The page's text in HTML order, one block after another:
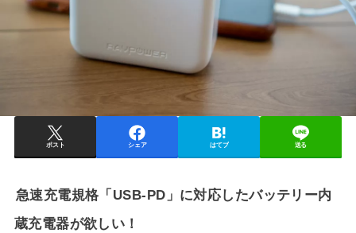
ポスト シェア はてブ 送る
急速充電規格「USB-PD」に対応したバッテリー内
蔵充電器が欲しい！